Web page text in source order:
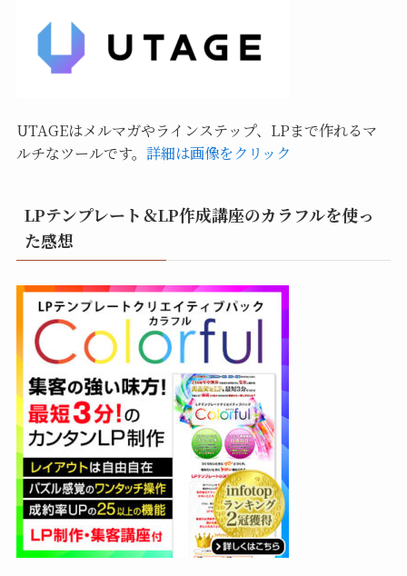
UTAGEはメルマガやラインステップ、LPまで作れるマ
ルチなツールです。 詳細は画像をクリック
LPテンプレート＆LP作成講座のカラフルを使っ
た感想